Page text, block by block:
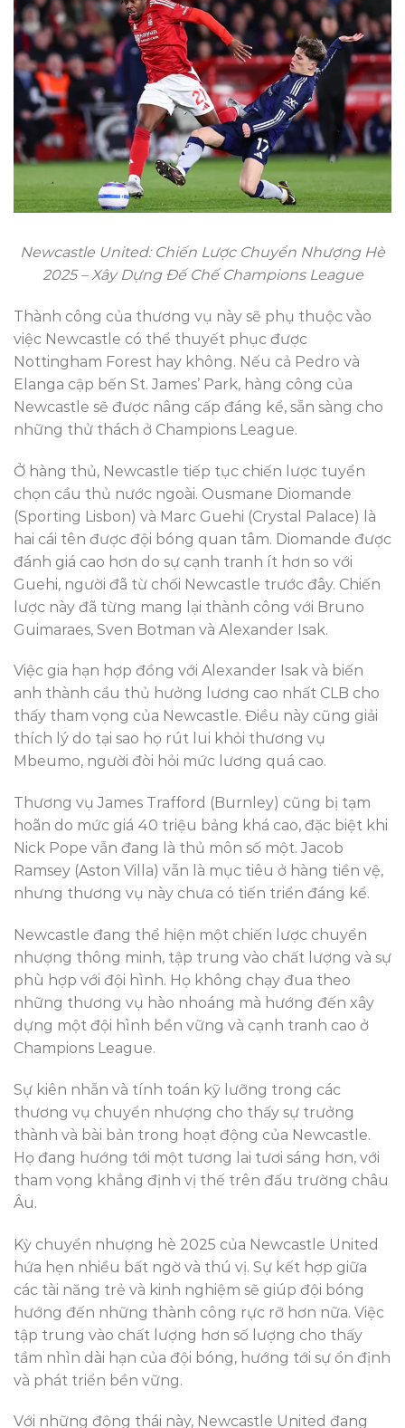
Newcastle United: Chiến Lược Chuyển Nhượng Hè
2025 – Xây Dựng Đế Chế Champions League
Thành công của thương vụ này sẽ phụ thuộc vào
việc Newcastle có thể thuyết phục được
Nottingham Forest hay không. Nếu cả Pedro và
Elanga cập bến St. James’ Park, hàng công của
Newcastle sẽ được nâng cấp đáng kể, sẵn sàng cho
những thử thách ở Champions League.
Ở hàng thủ, Newcastle tiếp tục chiến lược tuyển
chọn cầu thủ nước ngoài. Ousmane Diomande
(Sporting Lisbon) và Marc Guehi (Crystal Palace) là
hai cái tên được đội bóng quan tâm. Diomande được
đánh giá cao hơn do sự cạnh tranh ít hơn so với
Guehi, người đã từ chối Newcastle trước đây. Chiến
lược này đã từng mang lại thành công với Bruno
Guimaraes, Sven Botman và Alexander Isak.
Việc gia hạn hợp đồng với Alexander Isak và biến
anh thành cầu thủ hưởng lương cao nhất CLB cho
thấy tham vọng của Newcastle. Điều này cũng giải
thích lý do tại sao họ rút lui khỏi thương vụ
Mbeumo, người đòi hỏi mức lương quá cao.
Thương vụ James Trafford (Burnley) cũng bị tạm
hoãn do mức giá 40 triệu bảng khá cao, đặc biệt khi
Nick Pope vẫn đang là thủ môn số một. Jacob
Ramsey (Aston Villa) vẫn là mục tiêu ở hàng tiền vệ,
nhưng thương vụ này chưa có tiến triển đáng kể.
Newcastle đang thể hiện một chiến lược chuyển
nhượng thông minh, tập trung vào chất lượng và sự
phù hợp với đội hình. Họ không chạy đua theo
những thương vụ hào nhoáng mà hướng đến xây
dựng một đội hình bền vững và cạnh tranh cao ở
Champions League.
Sự kiên nhẫn và tính toán kỹ lưỡng trong các
thương vụ chuyển nhượng cho thấy sự trưởng
thành và bài bản trong hoạt động của Newcastle.
Họ đang hướng tới một tương lai tươi sáng hơn, với
tham vọng khẳng định vị thế trên đấu trường châu
Âu.
Kỳ chuyển nhượng hè 2025 của Newcastle United
hứa hẹn nhiều bất ngờ và thú vị. Sự kết hợp giữa
các tài năng trẻ và kinh nghiệm sẽ giúp đội bóng
hướng đến những thành công rực rỡ hơn nữa. Việc
tập trung vào chất lượng hơn số lượng cho thấy
tầm nhìn dài hạn của đội bóng, hướng tới sự ổn định
và phát triển bền vững.
Với những động thái này, Newcastle United đang